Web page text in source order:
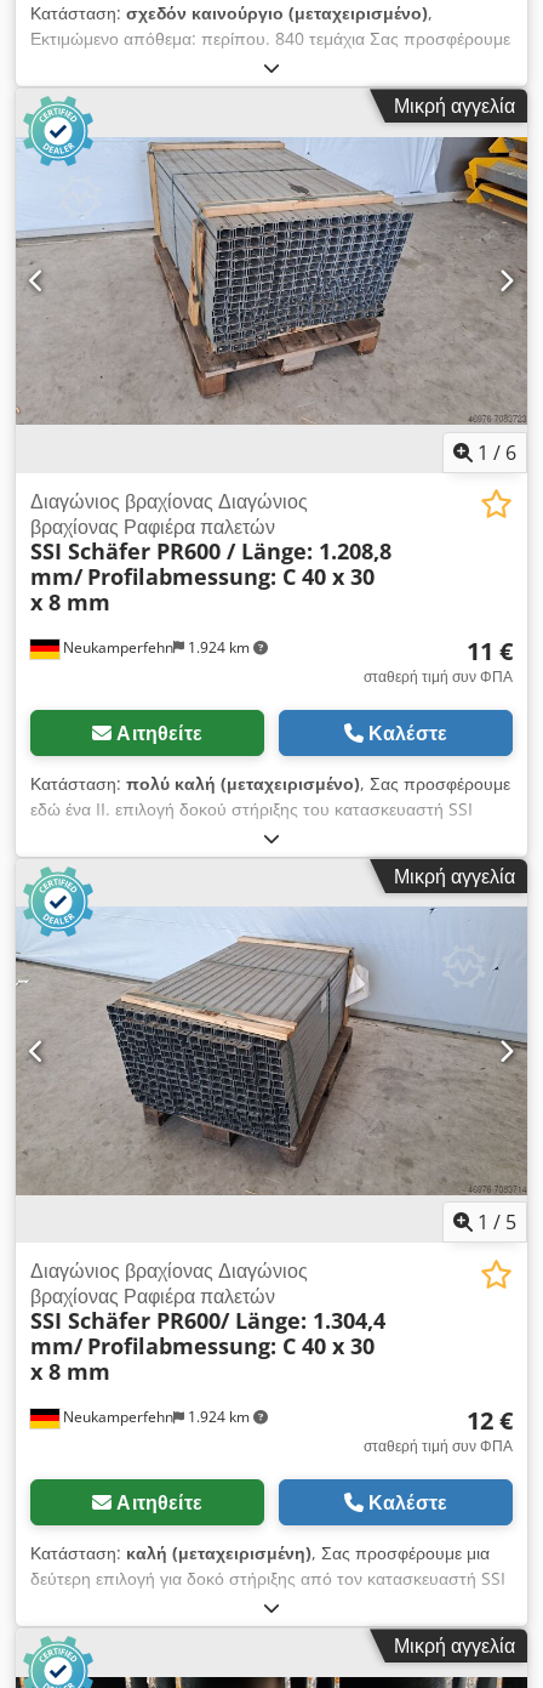
Κατάσταση: σχεδόν καινούργιο (μεταχειρισμένο),
Εκτιμώμενο απόθεμα: περίπου. 840 τεμάχια Σας προσφέρουμε
μια δεύτερη επιλογή για δοκό στήριξης από τον κατασκευαστή
SSI Schäfer προς πώληση. Τεχνικά δεδομένα για το
υποστήριγμα δοκού: Σύστημα ραφιών: SSI Schäfer Τύπος: PR
600 Dsdpfxjh Eg Age Amhowa Το εύρος της παράδοσης
περιλαμβάνει: 01x Δοκός αντηρίδας, δεύτερη επιλογή Χρώμα
υλικού: γαλβανισμένο sendzimir Συνολικό μήκος: περίπου.
1.270,0 χιλιοστά Κεντρική τρύπα: περίπου. 1.230,0 χιλιοστά
Διαστάσεις προφίλ: C 40 x 30 x 8 mm Διάμετρος οπής:
περίπου. 11 χιλιοστά Πάχος υλικού: περίπου. 1,25 χιλιοστά
Βάρος | τεμάχιο: περίπου. 1,35 κιλά Γενικές πληροφορίες
σχετικά με το άρθρο: Αυτό το αντικείμενο είναι διαθέσιμο μόνο
για παραλαβή. Οποιαδήποτε πρόσθετη μεταφορά ή αποστολή
αυτού του είδους θα επιφέρει πρόσθετα έξοδα, τα οποία
μπορούν να ζητηθούν από εμάς ξεχωριστά ανάλογα με την
τοποθεσία παράδοσης ή το εύρος της παράδοσης.
Μικρή αγγελία
1 / 6
Neukamperfehn 1.924 km
Διαγώνιος βραχίονας Διαγώνιος
βραχίονας Ραφιέρα παλετών
SSI Schäfer PR600 / Länge: 1.208,8
mm/ Profilabmessung: C 40 x 30
x 8 mm
11 €
σταθερή τιμή συν ΦΠΑ
Αιτηθείτε Καλέστε
Κατάσταση: πολύ καλή (μεταχειρισμένο), Σας προσφέρουμε
εδώ ένα II. επιλογή δοκού στήριξης του κατασκευαστή SSI
Schäfer προς πώληση. Τεχνικά στοιχεία του βραχίονα του
δικτυώματος: Σύστημα ραφιών: SSI Schäfer Dsdpfx Aoh Eg
Ansmhjwa Τύπος: PR 600 Περιλαμβάνεται στην παράδοση:
01x βραχίονας δοκού, II. επιλογή Χρώμα υλικού: sendzimir
γαλβανισμένο Συνολικό μήκος: περίπου 1.208,8 mm Οπή στο
κέντρο: περίπου 1.168,8 mm Διάσταση προφίλ: C 40 x 30 x 8
mm Διάμετρος οπής: περίπου 11 mm Πάχος υλικού: περίπου
1,25 mm Γενικές πληροφορίες για το άρθρο: Αυτό το άρθρο
προσφέρεται μόνο για συλλογή. Οποιαδήποτε πρόσθετη
μεταφορά ή αποστολή αυτού του αντικειμένου συνδέεται με
πρόσθετο κόστος, το οποίο μπορεί να ζητηθεί ξεχωριστά από
εμάς, ανάλογα με την τοποθεσία παράδοσης ή το αντικείμενο
της παράδοσης.
Μικρή αγγελία
1 / 5
Neukamperfehn 1.924 km
Διαγώνιος βραχίονας Διαγώνιος
βραχίονας Ραφιέρα παλετών
SSI Schäfer PR600/ Länge: 1.304,4
mm/ Profilabmessung: C 40 x 30
x 8 mm
12 €
σταθερή τιμή συν ΦΠΑ
Αιτηθείτε Καλέστε
Κατάσταση: καλή (μεταχειρισμένη), Σας προσφέρουμε μια
δεύτερη επιλογή για δοκό στήριξης από τον κατασκευαστή SSI
Schäfer προς πώληση. Τεχνικά δεδομένα για το υποστήριγμα
δοκού: Σύστημα ραφιών: SSI Schäfer Τύπος: PR 600
Dwsdpfeh Eg Acex Amhea Το εύρος της παράδοσης
περιλαμβάνει: 01x Δοκός αντηρίδας, δεύτερη επιλογή Χρώμα
Μικρή αγγελία